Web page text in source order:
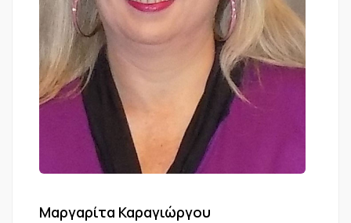
Μαργαρίτα Καραγιώργου